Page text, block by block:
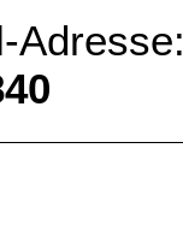
Adresse: